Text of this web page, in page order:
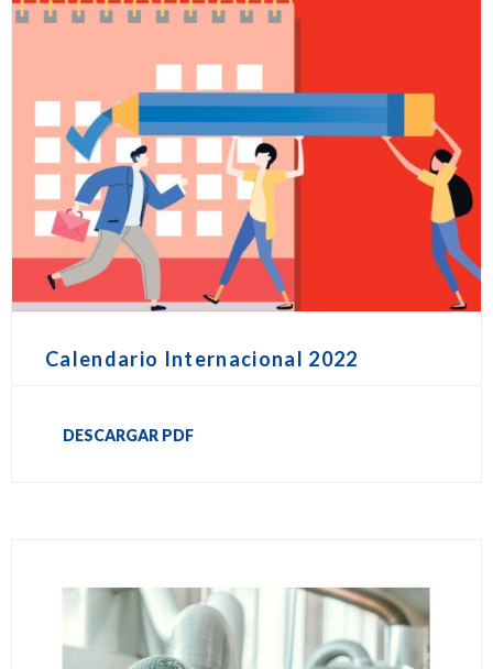
Calendario Internacional 2022
DESCARGAR PDF